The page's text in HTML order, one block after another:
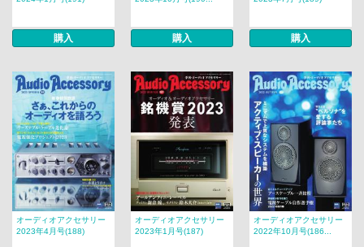
購入 購入 購入
オーディオアクセサリー
2023年4月号(188)
オーディオアクセサリー
2023年1月号(187)
オーディオアクセサリー
2022年10月号(186...